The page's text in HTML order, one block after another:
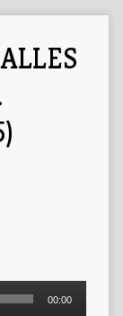
00:00